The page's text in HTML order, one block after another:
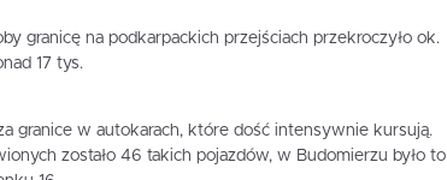
granicę na podkarpackich przejściach przekroczyło ok.
17 tys.
granice w autokarach, które dość intensywnie kursują.
zostało 46 takich pojazdów, w Budomierzu było to